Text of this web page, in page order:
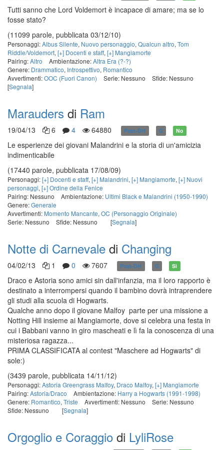
Tutti sanno che Lord Voldemort è incapace di amare; ma se lo
fosse stato?
(11099 parole, pubblicata 03/12/10)
Personaggi:Albus Silente, Nuovo personaggio, Qualcun altro, Tom
Riddle/Voldemort, [+] Docenti e staff, [+] Mangiamorte
Pairing:Altro Ambientazione:Altra Era (?-?)
Genere: Drammatico, Introspettivo, Romantico
Avvertimenti:OOC (Fuori Canon) Serie: Nessuno
Sfide: Nessuno
[Segnala]
Marauders di Ram
19/04/13 6 4 64880 Post-DH G No
Le esperienze dei giovani Malandrini e la storia di un'amicizia
indimenticabile
(17440 parole, pubblicata 17/08/09)
Personaggi:[+] Docenti e staff, [+] Malandrini, [+] Mangiamorte, [+] Nuovi
personaggi, [+] Ordine della Fenice
Pairing: Nessuno
Ambientazione: Ultimi Black e Malandrini (1950-1990)
Genere:Generale
Avvertimenti: Momento Mancante, OC (Personaggio Originale)
Serie: Nessuno
Sfide: Nessuno [Segnala]
Notte di Carnevale di Changing
04/02/13 1 0 7607 Post-DH G Sì
Draco e Astoria sono amici sin dall'infanzia, ma il loro rapporto è
destinato a interrompersi quando il bambino dovrà intraprendere
gli studi alla scuola di Hogwarts.
Qualche anno dopo il giovane Malfoy parte per una missione a
Notting Hill insieme ai Mangiamorte, dove si celebra una festa in
cui i Babbani vanno in giro mascheati e lì fa la conoscenza di una
misteriosa ragazza...
PRIMA CLASSIFICATA al contest "Maschere ad Hogwarts" di
sole:)
(3439 parole, pubblicata 14/11/12)
Personaggi:Astoria Greengrass Malfoy, Draco Malfoy, [+] Mangiamorte
Pairing:Astoria/Draco Ambientazione: Harry a Hogwarts (1991-1998)
Genere: Romantico, Triste Avvertimenti: Nessuno
Serie: Nessuno
Sfide: Nessuno
[Segnala]
Orgoglio e Coraggio di LyliRose